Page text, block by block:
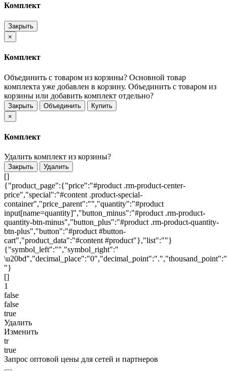
Комплект
Закрыть
×
Комплект
Объединить с товаром из корзины? Основной товар
комплекта уже добавлен в корзину. Объединить с товаром из
корзины или добавить комплект отдельно?
Закрыть Объединить
Купить
×
Комплект
Удалить комплект из корзины?
Закрыть Удалить
[]
{"product_page":{"price":"#product .rm-product-center-
price","special":"#content .product-special-
container","price_parent":"","quantity":"#product
input[name=quantity]","button_minus":"#product .rm-product-
quantity-btn-minus","button_plus":"#product .rm-product-quantity-
btn-plus","button":"#product #button-
cart","product_data":"#content #product"},"list":""}
{"symbol_left":"","symbol_right":"
\u20bd","decimal_place":"0","decimal_point":".","thousand_point":"
"}
[]
1
false
false
true
Удалить
Изменить
tr
true
Запрос оптовой цены для сетей и партнеров